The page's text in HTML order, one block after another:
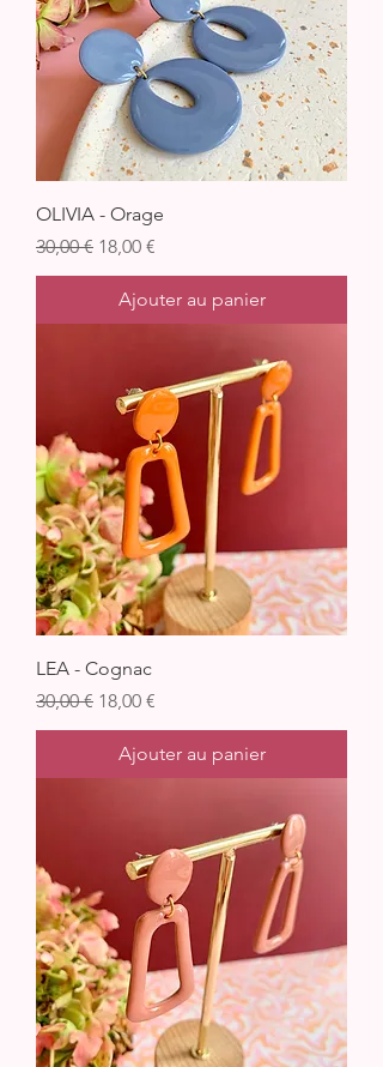
OLIVIA - Orage
Prix original
30,00 € Prix promotionnel
18,00 €
Ajouter au panier
LEA - Cognac
Prix original
30,00 € Prix promotionnel
18,00 €
Ajouter au panier